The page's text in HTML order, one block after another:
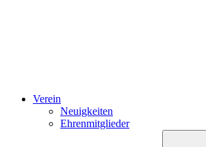
Verein
Neuigkeiten
Ehrenmitglieder